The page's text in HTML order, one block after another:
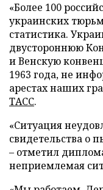
«Более 100
украинских
статистика.
двустороннюю
и Венскую
1963 года, не
арестах наших
ТАСС.
«Ситуация
свидетельства о
– отметил
неприемлемая